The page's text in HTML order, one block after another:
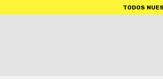
TODOS NUESTROS